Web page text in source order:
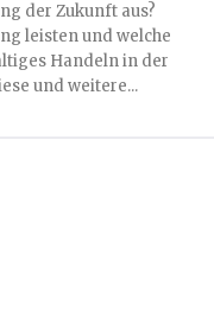
der Zukunft aus?
leisten und welche
Handeln in der
und weitere...